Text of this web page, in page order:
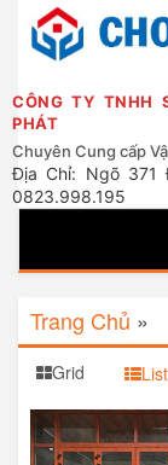
CÔNG TY TNHH
PHÁT
Chuyên Cung cấp
Địa Chỉ: Ngõ 371
0823.998.195
Trang Chủ »
Grid List